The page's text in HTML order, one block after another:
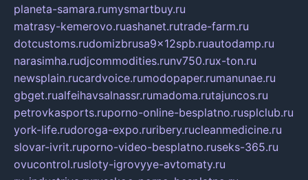
planeta-samara.rumysmartbuy.ru
matrasy-kemerovo.ruashanet.rutrade-farm.ru
dotcustoms.rudomizbrusa9x12spb.ruautodamp.ru
narasimha.rudjcommodities.runv750.rux-ton.ru
newsplain.rucardvoice.rumodopaper.rumanunae.ru
gbget.rualfeihavsalnassr.rumadoma.rutajuncos.ru
petrovkasports.ruporno-online-besplatno.rusplclub.ru
york-life.rudoroga-expo.ruribery.rucleanmedicine.ru
slovar-ivrit.ruporno-video-besplatno.ruseks-365.ru
ovucontrol.rusloty-igrovyye-avtomaty.ru